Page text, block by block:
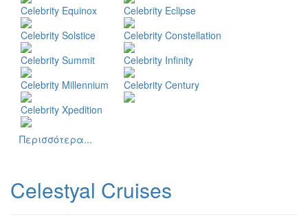
Celebrity Equinox
Celebrity Eclipse
Celebrity Solstice
Celebrity Constellation
Celebrity Summit
Celebrity Infinity
Celebrity Millennium
Celebrity Century
Celebrity Xpedition
Περισσότερα...
Celestyal Cruises